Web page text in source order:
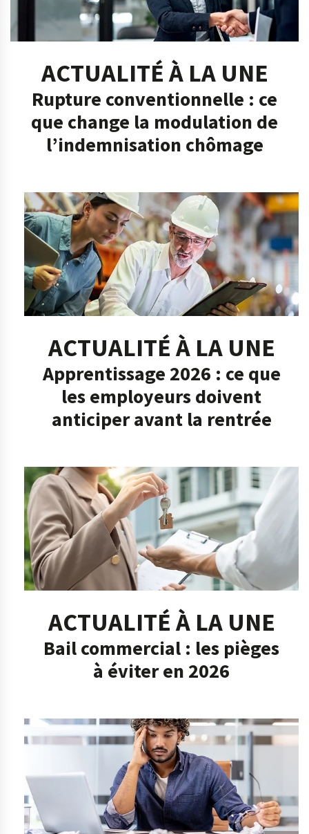
ACTUALITÉ À LA UNE
Rupture conventionnelle : ce
que change la modulation de
l’indemnisation chômage
ACTUALITÉ À LA UNE
Apprentissage 2026 : ce que
les employeurs doivent
anticiper avant la rentrée
ACTUALITÉ À LA UNE
Bail commercial : les pièges
à éviter en 2026